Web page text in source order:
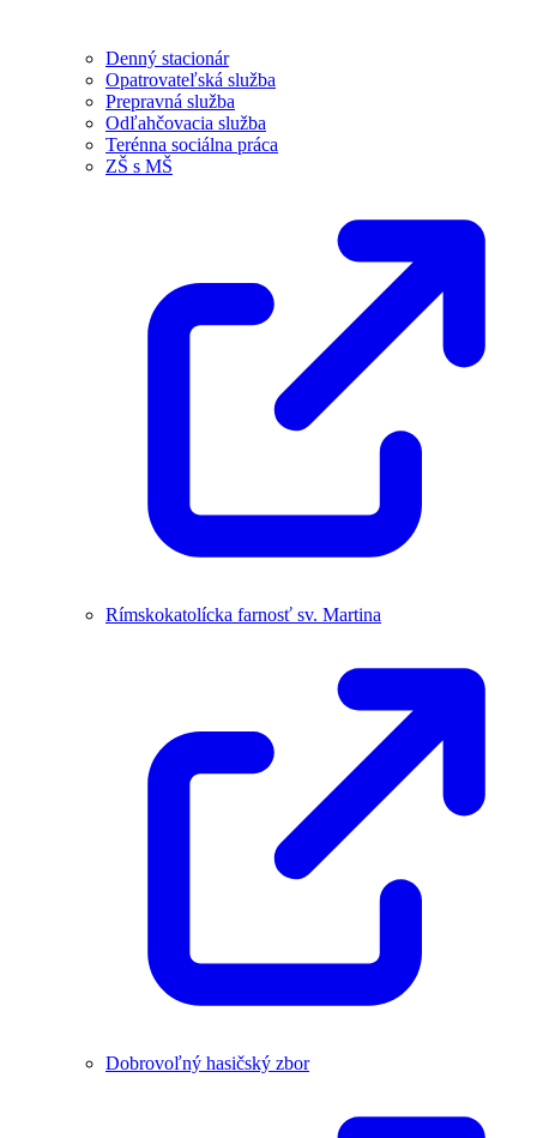
Denný stacionár
Opatrovateľská služba
Prepravná služba
Odľahčovacia služba
Terénna sociálna práca
ZŠ s MŠ
Rímskokatolícka farnosť sv. Martina
Dobrovoľný hasičský zbor